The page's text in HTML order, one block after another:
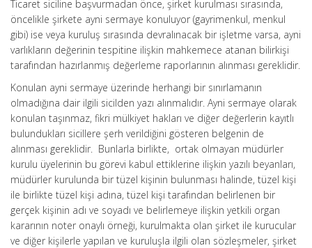
Ticaret siciline başvurmadan önce, şirket kurulması sırasında,
öncelikle şirkete ayni sermaye konuluyor (gayrimenkul, menkul
gibi) ise veya kuruluş sırasında devralınacak bir işletme varsa, ayni
varlıkların değerinin tespitine ilişkin mahkemece atanan bilirkişi
tarafından hazırlanmış değerleme raporlarının alınması gereklidir.
Konulan ayni sermaye üzerinde herhangi bir sınırlamanın
olmadığına dair ilgili sicilden yazı alınmalıdır. Ayni sermaye olarak
konulan taşınmaz, fikri mülkiyet hakları ve diğer değerlerin kayıtlı
bulundukları sicillere şerh verildiğini gösteren belgenin de
alınması gereklidir. Bunlarla birlikte, ortak olmayan müdürler
kurulu üyelerinin bu görevi kabul ettiklerine ilişkin yazılı beyanları,
müdürler kurulunda bir tüzel kişinin bulunması halinde, tüzel kişi
ile birlikte tüzel kişi adına, tüzel kişi tarafından belirlenen bir
gerçek kişinin adı ve soyadı ve belirlemeye ilişkin yetkili organ
kararının noter onaylı örneği, kurulmakta olan şirket ile kurucular
ve diğer kişilerle yapılan ve kuruluşla ilgili olan sözleşmeler, şirket